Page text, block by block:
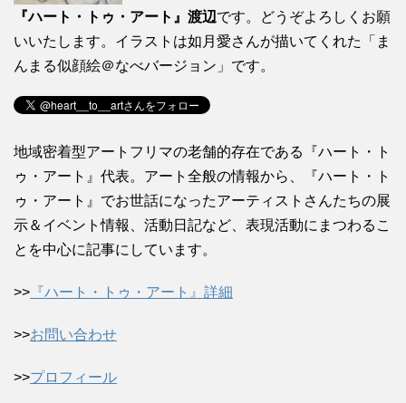
『ハート・トゥ・アート』渡辺です。どうぞよろしくお願
いいたします。イラストは如月愛さんが描いてくれた「ま
んまる似顔絵＠なべバージョン」です。
地域密着型アートフリマの老舗的存在である『ハート・ト
ゥ・アート』代表。アート全般の情報から、『ハート・ト
ゥ・アート』でお世話になったアーティストさんたちの展
示＆イベント情報、活動日記など、表現活動にまつわるこ
とを中心に記事にしています。
>> 『ハート・トゥ・アート』詳細
>>お問い合わせ
>>プロフィール